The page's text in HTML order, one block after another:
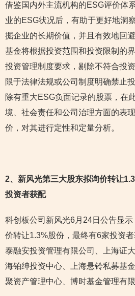
借鉴国内外主流机构的ESG评价体
业的ESG状况后，有助于更好地洞
掘企业的长期价值，并且有效地回
基金将根据投资范围和投资限制的
投资管理制度要求，剔除不符合投
限于法律法规或公司制度明确禁止
除有重大ESG负面记录的股票，在
境、社会责任和公司治理方面的表
价，对其进行定性和定量分析。
2、新风光第三大股东拟询价转让
投资者获配
科创板公司新风光6月24日公告显
价转让1.3%股份，最终有6家投资
泰融安投资管理有限公司、上海证
海铂绅投资中心、上海悬铃私募基
聚资产管理中心、博时基金管理有限